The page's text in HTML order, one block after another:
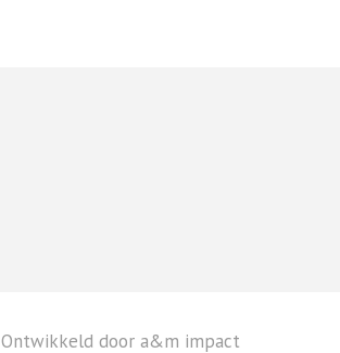
Ontwikkeld door a&m impact